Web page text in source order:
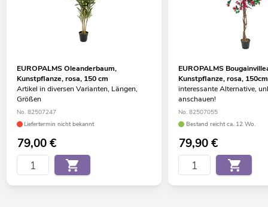
EUROPALMS Oleanderbaum,
Kunstpflanze, rosa, 150 cm
Artikel in diversen Varianten, Längen,
Größen
No. 82507247
Liefertermin nicht bekannt
79,00€
EUROPALMS
Kunstpflanze, rosa, 150cm
interessante Alternative,
anschauen!
No. 82507055
Bestand reicht ca. 12 Wo.
79,90€